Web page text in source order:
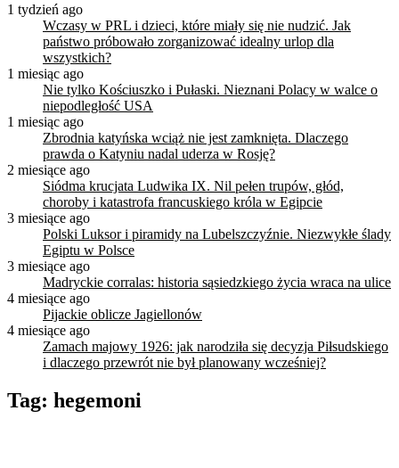
1 tydzień ago
Wczasy w PRL i dzieci, które miały się nie nudzić. Jak
państwo próbowało zorganizować idealny urlop dla
wszystkich?
1 miesiąc ago
Nie tylko Kościuszko i Pułaski. Nieznani Polacy w walce o
niepodległość USA
1 miesiąc ago
Zbrodnia katyńska wciąż nie jest zamknięta. Dlaczego
prawda o Katyniu nadal uderza w Rosję?
2 miesiące ago
Siódma krucjata Ludwika IX. Nil pełen trupów, głód,
choroby i katastrofa francuskiego króla w Egipcie
3 miesiące ago
Polski Luksor i piramidy na Lubelszczyźnie. Niezwykłe ślady
Egiptu w Polsce
3 miesiące ago
Madryckie corralas: historia sąsiedzkiego życia wraca na ulice
4 miesiące ago
Pijackie oblicze Jagiellonów
4 miesiące ago
Zamach majowy 1926: jak narodziła się decyzja Piłsudskiego
i dlaczego przewrót nie był planowany wcześniej?
Tag: hegemoni